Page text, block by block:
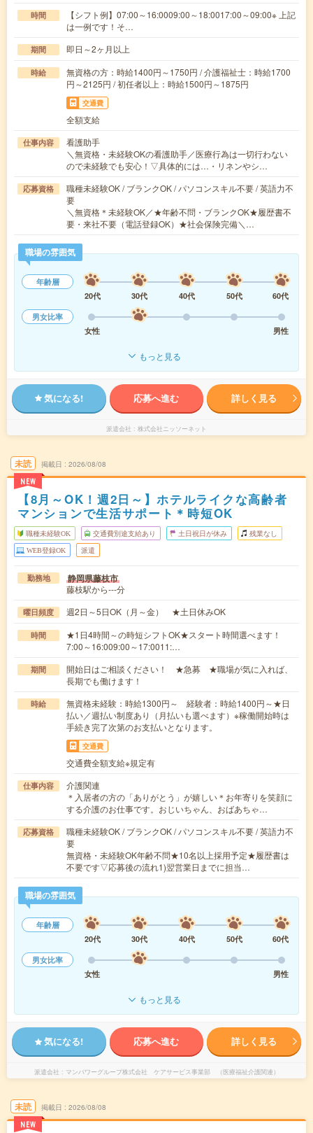
時間
【シフト例】07:00～16:0009:00～18:0017:00～09:00※ 上記
は一例です！そ…
期間 即日～2ヶ月以上
時給
無資格の方：時給1400円～1750円 / 介護福祉士：時給1700
円～2125円 / 初任者以上：時給1500円～1875円
交通費
全額支給
仕事内容
看護助手
＼無資格・未経験OKの看護助手／医療行為は一切行わない
ので未経験でも安心！▽具体的には…・リネンやシ…
応募資格
職種未経験OK / ブランクOK / パソコンスキル不要 / 英語力不
要
＼無資格＊未経験OK／★年齢不問・ブランクOK★履歴書不
要・来社不要（電話登録OK）★社会保険完備＼…
職場の雰囲気
年齢層
20代
30代 40代 50代
60代
男女比率
女性
男性
もっと見る
気になる! 応募へ進む 詳しく見る
派遣会社 株式会社ニッソーネット
未読
NEW
掲載日 2026/08/08
【8月～OK！週2日～】ホテルライクな高齢者
マンションで生活サポート＊時短OK
職種未経験OK 交通費別途支給あり 土日祝日が休み 残業なし
WEB登録OK 派遣
勤務地 静岡県藤枝市
藤枝駅から---分
曜日頻度 週2日～5日OK（月～金） ★土日休みOK
時間
★1日4時間～の時短シフトOK★スタート時間選べます！
7:00～16:009:00～17:0011:…
期間
開始日はご相談ください！ ★急募 ★職場が気に入れば、
長期でも働けます！
時給
無資格未経験：時給1300円～ 経験者：時給1400円～★日
払い／週払い制度あり（月払いも選べます）※稼働開始時は
手続き完了次第のお支払いとなります。
交通費
交通費全額支給※規定有
仕事内容
介護関連
＊入居者の方の「ありがとう」が嬉しい＊お年寄りを笑顔に
する介護のお仕事です。おじいちゃん、おばあちゃ…
応募資格
職種未経験OK / ブランクOK / パソコンスキル不要 / 英語力不
要
無資格・未経験OK年齢不問★10名以上採用予定★履歴書は
不要です▽応募後の流れ1)翌営業日までに担当…
職場の雰囲気
年齢層
20代
30代 40代 50代
60代
男女比率
女性
男性
もっと見る
気になる! 応募へ進む 詳しく見る
派遣会社 マンパワーグループ株式会社 ケアサービス事業部 （医療福祉介護関連）
未読
NEW
掲載日 2026/08/08